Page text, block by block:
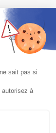
Z1
180
Z1
sait pas si
autorisez à